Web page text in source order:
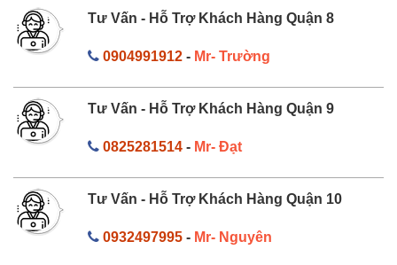
Tư Vấn - Hỗ Trợ Khách Hàng Quận 8
0904991912- Mr- Trường
Tư Vấn - Hỗ Trợ Khách Hàng Quận 9
0825281514- Mr- Đạt
Tư Vấn - Hỗ Trợ Khách Hàng Quận 10
0932497995- Mr- Nguyên